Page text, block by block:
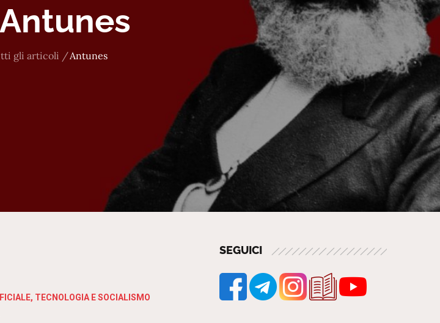
Antunes
gli articoli Antunes
TECNOLOGIA E SOCIALISMO
SEGUICI